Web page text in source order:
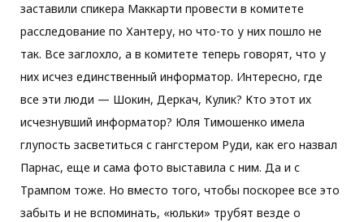
заставили спикера Маккарти провести в комитете
расследование по Хантеру, но что-то у них пошло не
так. Все заглохло, а в комитете теперь говорят, что у
них исчез единственный информатор. Интересно, где
все эти люди — Шокин, Деркач, Кулик? Кто этот их
исчезнувший информатор? Юля Тимошенко имела
глупость засветиться с гангстером Руди, как его назвал
Парнас, еще и сама фото выставила с ним. Да и с
Трампом тоже. Но вместо того, чтобы поскорее все это
забыть и не вспоминать, «юльки» трубят везде о